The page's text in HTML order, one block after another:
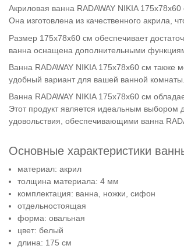
Акриловая ванна RADAWAY NIKIA
Она изготовлена из качественного акрила,
Размер 175x78x60 см обеспечивает
ванна оснащена дополнительными
Ванна RADAWAY NIKIA 175x78x60 см также
удобный вариант для вашей ванной
Ванна RADAWAY NIKIA 175x78x60 см
Этот продукт является идеальным
удовольствия, обеспечивающими ванна
Основные характеристики
материал: акрил
толщина материала: 4 мм
комплектация: ванна, ножки, сифон
отдельностоящая
форма: овальная
цвет: белый
длина: 175 см